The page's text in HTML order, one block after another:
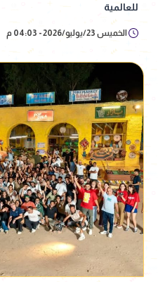
للعالمية
الخميس 23/يوليو/2026 - 04:03 م